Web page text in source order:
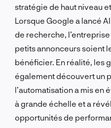
stratégie de haut niveau
Lorsque Google a lancé
de recherche,
petits annonceurs soient
bénéficier. En réalité, les
également découvert un
l’automatisation a mis
à grande échelle et a
opportunités de